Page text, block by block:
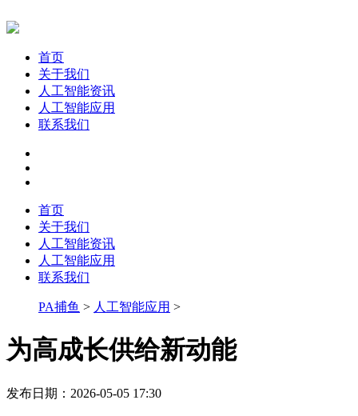
首页
关于我们
人工智能资讯
人工智能应用
联系我们
首页
关于我们
人工智能资讯
人工智能应用
联系我们
PA捕鱼 > 人工智能应用 >
为高成长供给新动能
发布日期：2026-05-05 17:30